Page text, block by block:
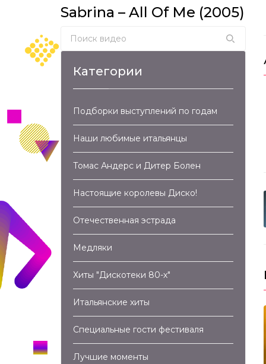
Sabrina – All Of Me (2005)
Search for:
Категории
Подборки выступлений по годам
Наши любимые итальянцы
Томас Андерс и Дитер Болен
Настоящие королевы Диско!
Отечественная эстрада
Медляки
Хиты "Дискотеки 80-х"
Итальянские хиты
Специальные гости фестиваля
Лучшие моменты